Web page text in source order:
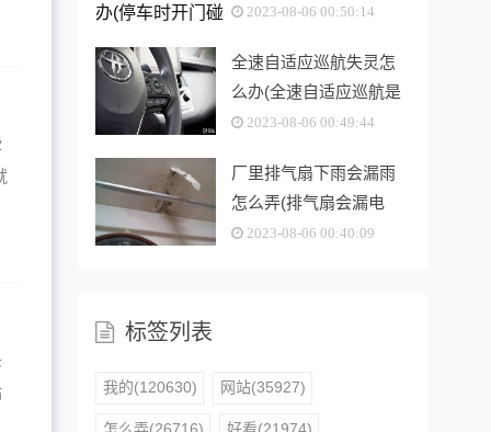
伤行人怎么办?)
2023-08-06 00:50:14
全速自适应巡航失灵怎
么办(全速自适应巡航是
哪个按键)
2023-08-06 00:49:44
厂里排气扇下雨会漏雨
怎么弄(排气扇会漏电
吗)2023-08-06 00:40:09
标签列表
我的(120630) 网站(35927)